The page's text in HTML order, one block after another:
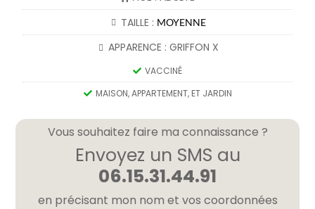
TAILLE : MOYENNE
APPARENCE : GRIFFON X
VACCINÉ
MAISON, APPARTEMENT, ET JARDIN
Vous souhaitez faire ma connaissance ?
Envoyez un SMS au
06.15.31.44.91
en précisant mon nom et vos coordonnées